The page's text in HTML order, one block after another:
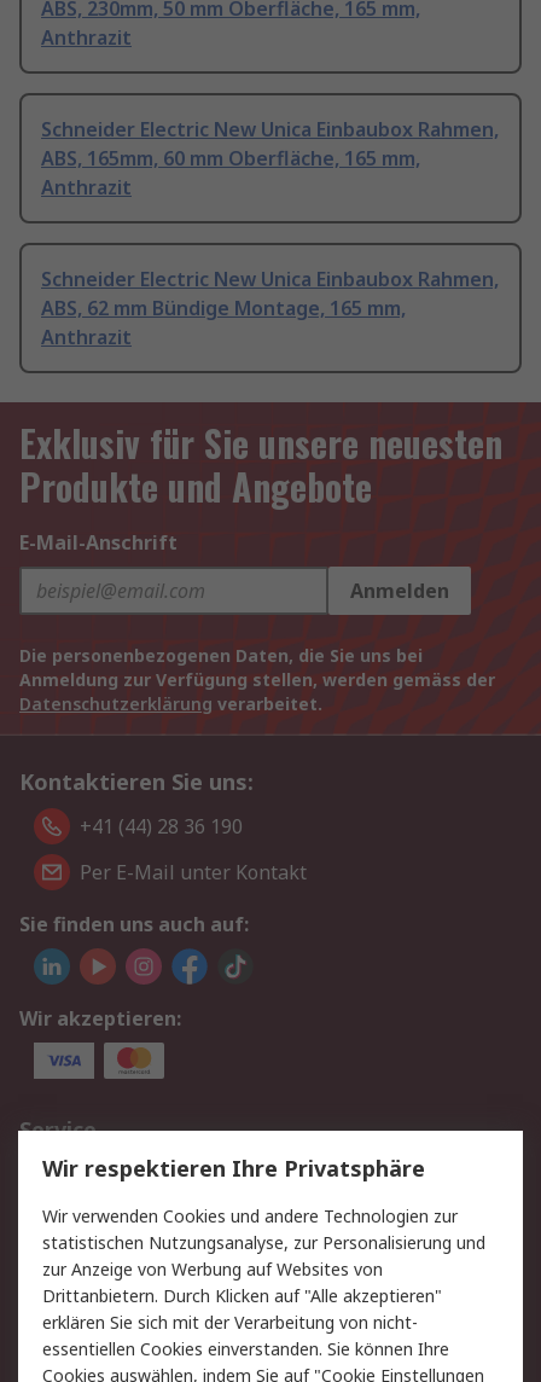
ABS, 230mm, 50 mm Oberfläche, 165 mm,
Anthrazit
Schneider Electric New Unica Einbaubox Rahmen,
ABS, 165mm, 60 mm Oberfläche, 165 mm,
Anthrazit
Schneider Electric New Unica Einbaubox Rahmen,
ABS, 62 mm Bündige Montage, 165 mm,
Anthrazit
Exklusiv für Sie unsere neuesten
Produkte und Angebote
E-Mail-Anschrift
Anmelden
Die personenbezogenen Daten, die Sie uns bei
Anmeldung zur Verfügung stellen, werden gemäss der
Datenschutzerklärung verarbeitet.
Kontaktieren Sie uns:
+41 (44) 28 36 190
Per E-Mail unter Kontakt
Sie finden uns auch auf:
Wir akzeptieren:
Service
Value Added Services
Lieferlösungen
Rücksendungen
Kontakt
Hilfe
Rechtliches
AGB
Datenschutz
Wir respektieren Ihre Privatsphäre
Wir verwenden Cookies und andere Technologien zur
statistischen Nutzungsanalyse, zur Personalisierung und
zur Anzeige von Werbung auf Websites von
Drittanbietern. Durch Klicken auf "Alle akzeptieren"
erklären Sie sich mit der Verarbeitung von nicht-
essentiellen Cookies einverstanden. Sie können Ihre
Cookies auswählen, indem Sie auf "Cookie Einstellungen